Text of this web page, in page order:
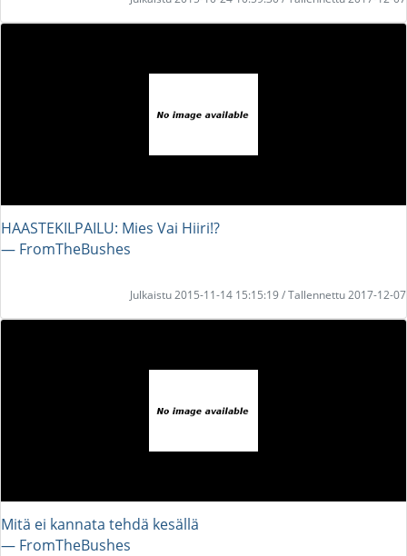
HAASTEKILPAILU: Mies Vai Hiiri!?
― FromTheBushes
Julkaistu 2015-11-14 15:15:19 / Tallennettu 2017-12-07
Mitä ei kannata tehdä kesällä
― FromTheBushes